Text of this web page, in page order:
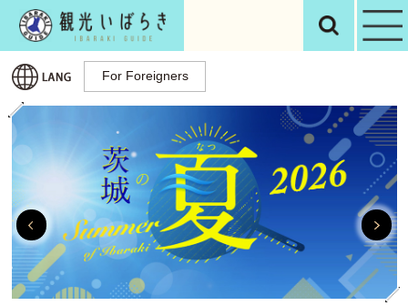
観光いばらき検
For Foreigners
For Foreigners
Previous